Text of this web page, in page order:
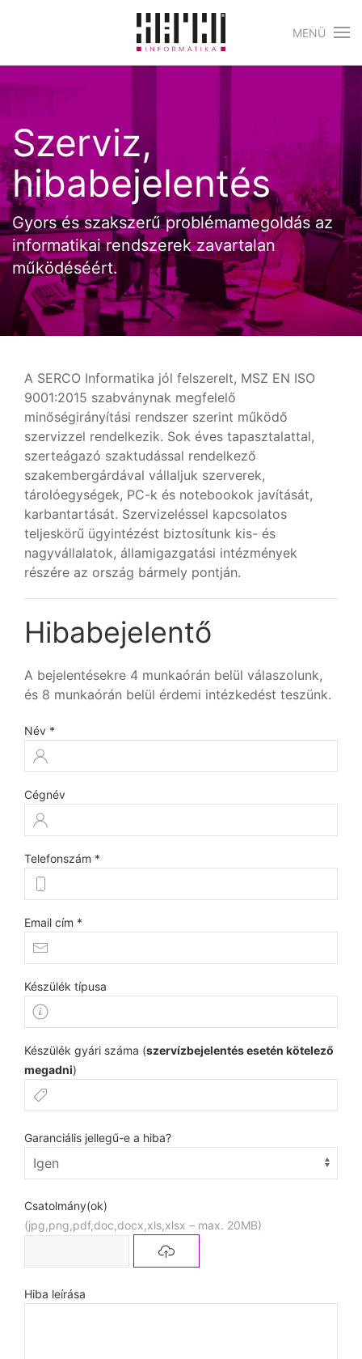
Skip to main content
MENÜ
Szerviz,
hibabejelentés
Gyors és szakszerű problémamegoldás az
informatikai rendszerek zavartalan
működéséért.
A SERCO Informatika jól felszerelt, MSZ EN ISO
9001:2015 szabványnak megfelelő
minőségirányítási rendszer szerint működő
szervizzel rendelkezik. Sok éves tapasztalattal,
szerteágazó szaktudással rendelkező
szakembergárdával vállaljuk szerverek,
tárolóegységek, PC-k és notebookok javítását,
karbantartását. Szervizeléssel kapcsolatos
teljeskörű ügyintézést biztosítunk kis- és
nagyvállalatok, államigazgatási intézmények
részére az ország bármely pontján.
Hibabejelentő
A bejelentésekre 4 munkaórán belül válaszolunk,
és 8 munkaórán belül érdemi intézkedést teszünk.
Név *
Cégnév
Telefonszám *
Email cím *
Készülék típusa
Készülék gyári száma (szervízbejelentés esetén kötelező
megadni)
Garanciális jellegű-e a hiba?
Csatolmány(ok)
(jpg,png,pdf,doc,docx,xls,xlsx – max. 20MB)
Hiba leírása